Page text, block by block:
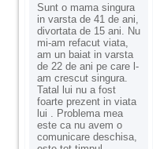
Sunt o mama singura
in varsta de 41 de ani,
divortata de 15 ani. Nu
mi-am refacut viata,
am un baiat in varsta
de 22 de ani pe care l-
am crescut singura.
Tatal lui nu a fost
foarte prezent in viata
lui . Problema mea
este ca nu avem o
comunicare deschisa,